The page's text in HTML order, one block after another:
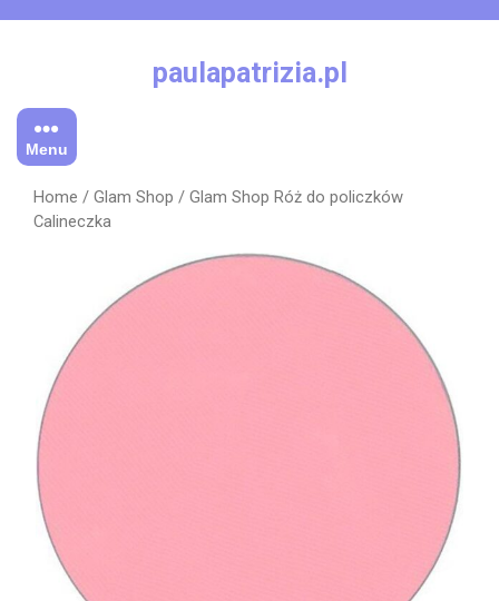
paulapatrizia.pl
Menu
Home / Glam Shop / Glam Shop Róż do policzków
Calineczka